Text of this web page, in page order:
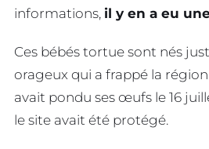
informations, il y en a eu
Ces bébés tortue sont nés
orageux qui a frappé la région.
avait pondu ses œufs le 16
le site avait été protégé.